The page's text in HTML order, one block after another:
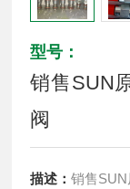
型号：
销售SUN
阀
描述：销售